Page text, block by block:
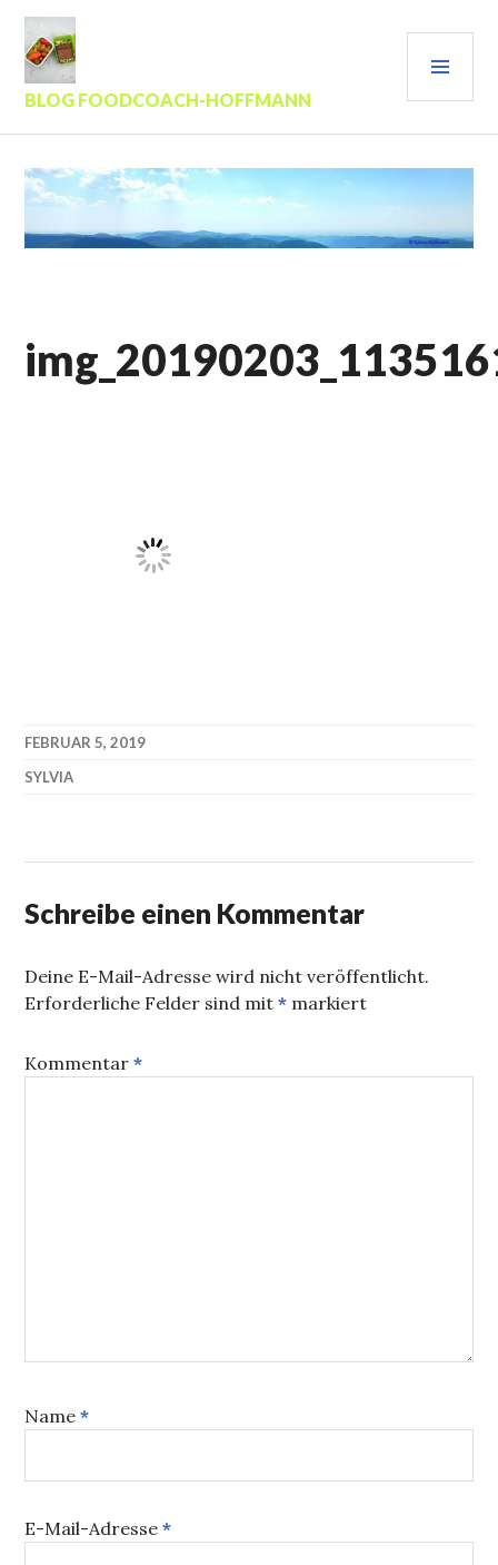
Zum
Inhalt
springen
BLOG FOODCOACH-HOFFMANN
FEBRUAR 5, 2019
SYLVIA
Schreibe einen Kommentar
Deine E-Mail-Adresse wird nicht veröffentlicht.
Erforderliche Felder sind mit* markiert
Kommentar*
Name*
E-Mail-Adresse*